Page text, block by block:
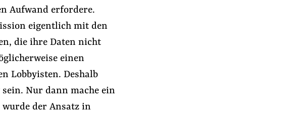
Feed Newsletter
Aufwand erfordere.
eigentlich mit den
die ihre Daten nicht
einen
Lobbyisten. Deshalb
Nur dann mache ein
der Ansatz in